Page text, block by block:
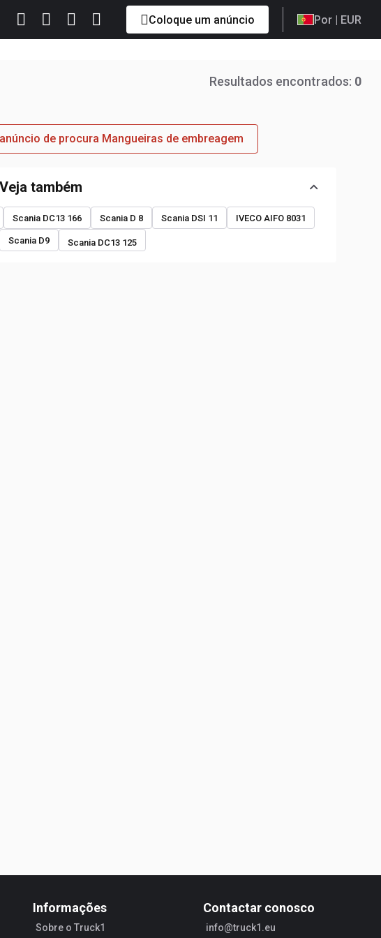
Coloque um anúncio Por | EUR
Resultados encontrados: 0
de procura Mangueiras de embreagem
Veja também
Scania DC13 166 Scania D 8 Scania DSI 11 IVECO AIFO 8031
Scania D9 Scania DC13 125
Informações
Sobre o Truck1
Contactar conosco
info@truck1.eu